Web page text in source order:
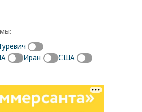
Иран
США